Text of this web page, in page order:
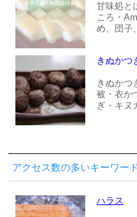
甘味処と
ころ・
め、団子
きぬかつ
きぬかつ
被・衣か
ぎ・キヌ
アクセス数の多いキーワー
ハラス